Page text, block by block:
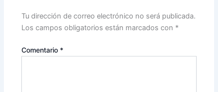
Tu dirección de correo electrónico no será publicada.
Los campos obligatorios están marcados con *
Comentario *